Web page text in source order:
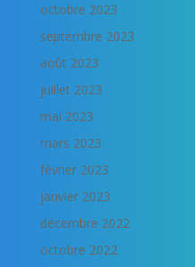
octobre 2023
septembre 2023
août 2023
juillet 2023
mai 2023
mars 2023
février 2023
janvier 2023
décembre 2022
octobre 2022